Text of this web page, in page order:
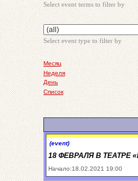
Select event terms to filter by
Select event type to filter by
Месяц
Неделя
День
Список
(event)
18 ФЕВРАЛЯ В ТЕАТРЕ
Начало:18.02.2021 19:00